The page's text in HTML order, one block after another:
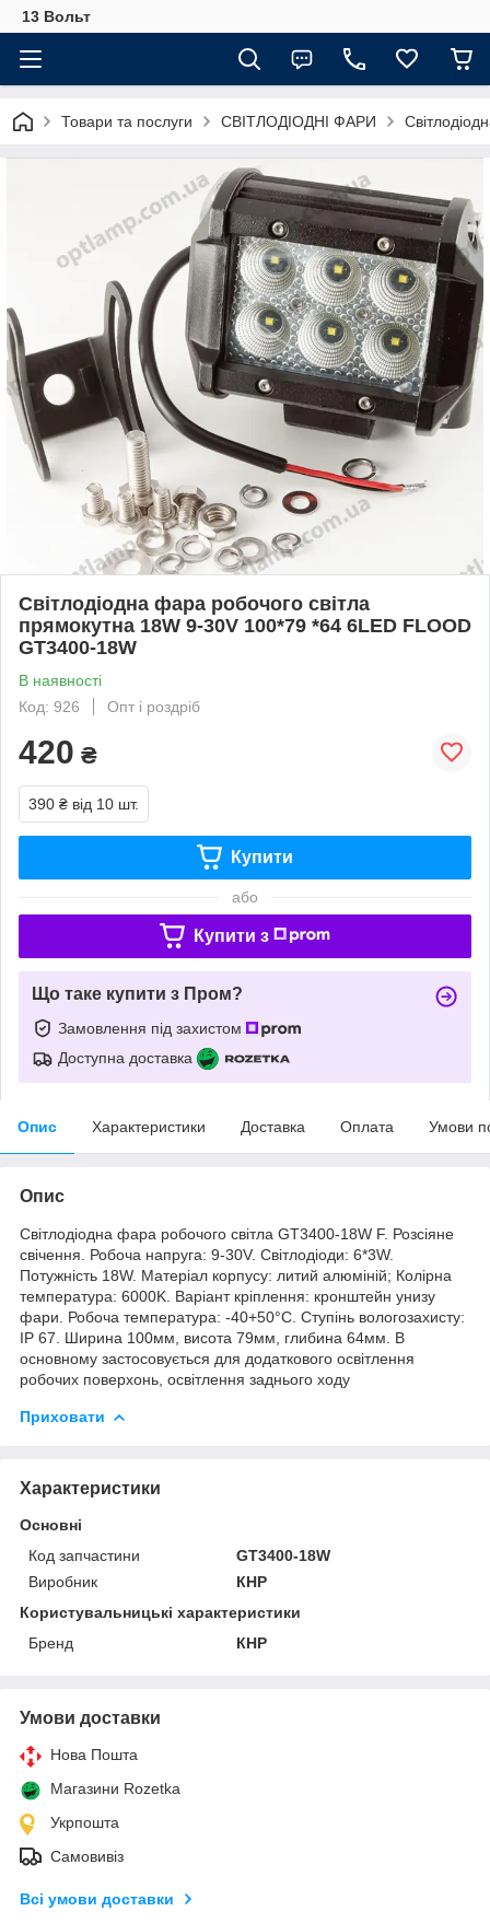
13 Вольт
Товари та послуги СВІТЛОДІОДНІ ФАРИ
Світлодіодна фара робочого світла
прямокутна 18W 9-30V 100*79 *64 6LED FLOOD
GT3400-18W
В наявності
Код: 926
Опт і роздріб
420 ₴
390 ₴ від 10 шт.
Купити
або
Купити з
Що таке купити з Пром?
Замовлення під захистом
Доступна доставка
Опис Характеристики Доставка Оплата Умови
Опис
Світлодіодна фара робочого світла GT3400-18W F. Розсіяне
свічення. Робоча напруга: 9-30V. Світлодіоди: 6*3W.
Потужність 18W. Матеріал корпусу: литий алюміній; Колірна
температура: 6000K. Варіант кріплення: кронштейн унизу
фари. Робоча температура: -40+50°C. Ступінь вологозахисту:
IP 67. Ширина 100мм, висота 79мм, глибина 64мм. В
основному застосовується для додаткового освітлення
робочих поверхонь, освітлення заднього ходу
Приховати
Характеристики
Основні
Код запчастини
GT3400-18W
Виробник
КНР
Користувальницькі характеристики
Бренд
КНР
Умови доставки
Нова Пошта
Магазини Rozetka
Укрпошта
Самовивіз
Всі умови доставки